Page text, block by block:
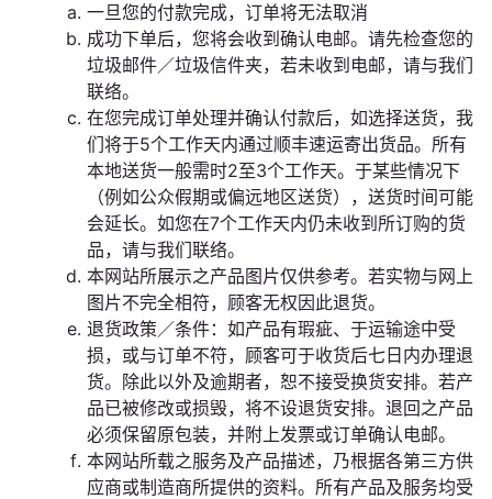
一旦您的付款完成，订单将无法取消
成功下单后，您将会收到确认电邮。请先检查您的
垃圾邮件／垃圾信件夹，若未收到电邮，请与我们
联络。
在您完成订单处理并确认付款后，如选择送货，我
们将于5个工作天内通过顺丰速运寄出货品。所有
本地送货一般需时2至3个工作天。于某些情况下
（例如公众假期或偏远地区送货），送货时间可能
会延长。如您在7个工作天内仍未收到所订购的货
品，请与我们联络。
本网站所展示之产品图片仅供参考。若实物与网上
图片不完全相符，顾客无权因此退货。
退货政策／条件：如产品有瑕疵、于运输途中受
损，或与订单不符，顾客可于收货后七日内办理退
货。除此以外及逾期者，恕不接受换货安排。若产
品已被修改或损毁，将不设退货安排。退回之产品
必须保留原包装，并附上发票或订单确认电邮。
本网站所载之服务及产品描述，乃根据各第三方供
应商或制造商所提供的资料。所有产品及服务均受